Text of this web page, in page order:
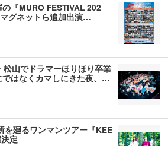
『MURO FESTIVAL 202
グネットら追加出演…
山でドラマーほりほり卒業
ではなくカマしにきた夜、…
を廻るワンマンツアー『KEE
定